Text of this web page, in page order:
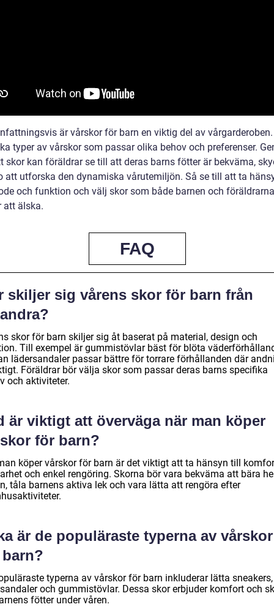
är vårskor för barn en viktig del av
typer av vårskor som passar olika behov och preferenser.
skor kan föräldrar se till att deras barns fötter är bekväma,
att utforska den dynamiska vårutemiljön. Så se till att ta
och funktion och välj skor som både barnen och föräldrarna
att älska.
FAQ
skiljer sig vårens skor för barn från
skor för barn skiljer sig åt baserat på material, design och
Till exempel är gummistövlar bäst för blöta
lädersandaler passar bättre för torrare förhållanden där
Föräldrar bör välja skor som passar deras barns specifika
och aktiviteter.
är viktigt att överväga när man köper
för barn?
köper vårskor för barn är det viktigt att ta hänsyn till
och enkel rengöring. Skorna bör vara bekväma att bära
tåla barnens aktiva lek och vara lätta att rengöra efter
är de populäraste typerna av vårskor
typerna av vårskor för barn inkluderar lätta sneakers,
och gummistövlar. Dessa skor erbjuder komfort och
fötter under våren.